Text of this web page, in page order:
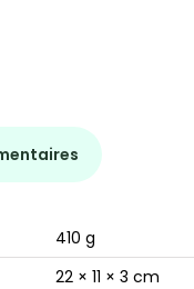
410 g
22 × 11 × 3 cm